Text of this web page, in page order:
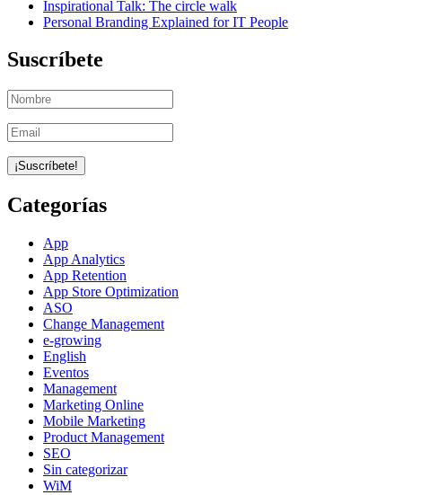
Inspirational Talk: The circle walk
Personal Branding Explained for IT People
Suscríbete
Categorías
App
App Analytics
App Retention
App Store Optimization
ASO
Change Management
e-growing
English
Eventos
Management
Marketing Online
Mobile Marketing
Product Management
SEO
Sin categorizar
WiM